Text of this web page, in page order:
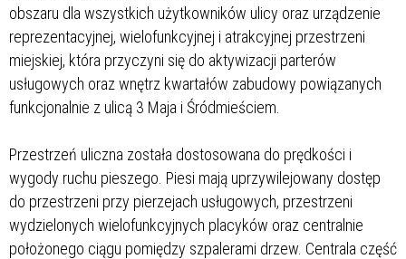
obszaru dla wszystkich użytkowników ulicy oraz urządzenie
reprezentacyjnej, wielofunkcyjnej i atrakcyjnej przestrzeni
miejskiej, która przyczyni się do aktywizacji parterów
usługowych oraz wnętrz kwartałów zabudowy powiązanych
funkcjonalnie z ulicą 3 Maja i Śródmieściem.
Przestrzeń uliczna została dostosowana do prędkości i
wygody ruchu pieszego. Piesi mają uprzywilejowany dostęp
do przestrzeni przy pierzejach usługowych, przestrzeni
wydzielonych wielofunkcyjnych placyków oraz centralnie
położonego ciągu pomiędzy szpalerami drzew. Centrala część